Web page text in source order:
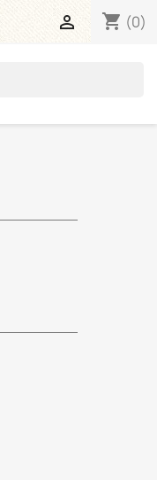
shopping_cart (0)
